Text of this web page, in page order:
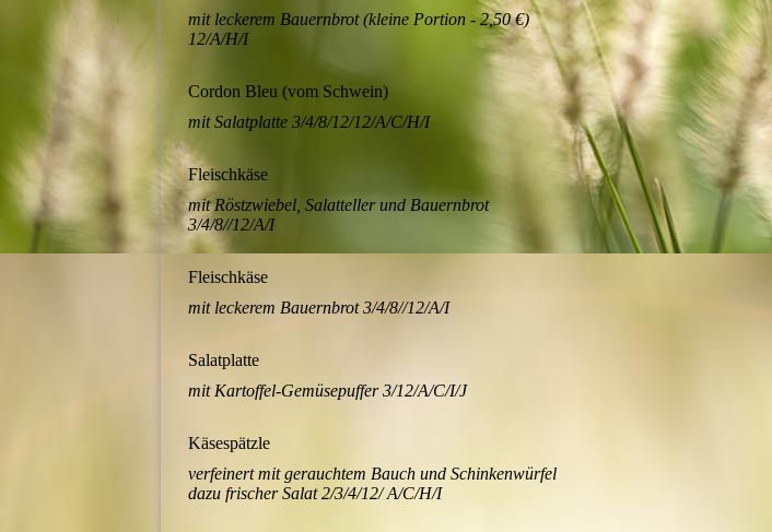
mit leckerem Bauernbrot (kleine Portion - 2,50 €)
12/A/H/I
Cordon Bleu (vom Schwein)
mit Salatplatte 3/4/8/12/12/A/C/H/I
Fleischkäse
mit Röstzwiebel, Salatteller und Bauernbrot
3/4/8//12/A/I
Fleischkäse
mit leckerem Bauernbrot 3/4/8//12/A/I
Salatplatte
mit Kartoffel-Gemüsepuffer 3/12/A/C/I/J
Käsespätzle
verfeinert mit gerauchtem Bauch und Schinkenwürfel
dazu frischer Salat 2/3/4/12/ A/C/H/I